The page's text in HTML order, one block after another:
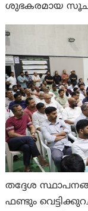
ശുഭകരമായ
തദ്ദേശ
ഫണ്ടും